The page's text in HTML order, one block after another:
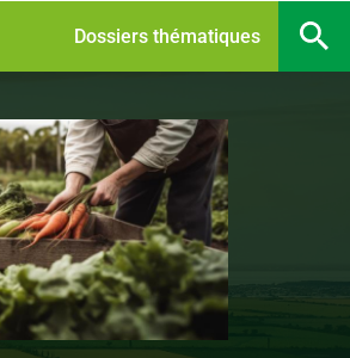
Dossiers thématiques